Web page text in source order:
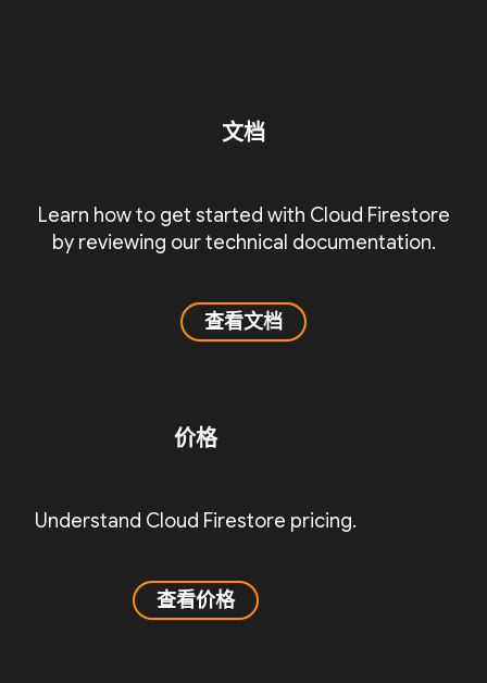
文档
Learn how to get started with Cloud Firestore
by reviewing our technical documentation.
查看文档
价格
Understand Cloud Firestore pricing.
查看价格